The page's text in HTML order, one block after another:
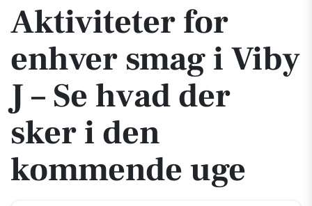
Aktiviteter for
enhver smag i Viby
J – Se hvad der
sker i den
kommende uge